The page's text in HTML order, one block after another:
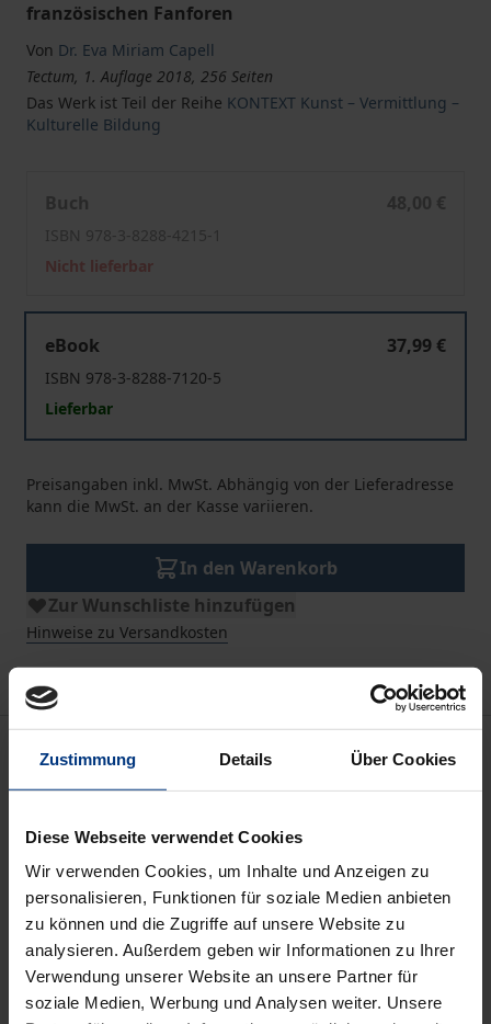
Zustimmung Details Über Cookies
Diese Webseite verwendet Cookies
Wir verwenden Cookies, um Inhalte und Anzeigen zu
personalisieren, Funktionen für soziale Medien anbieten
zu können und die Zugriffe auf unsere Website zu
analysieren. Außerdem geben wir Informationen zu Ihrer
Verwendung unserer Website an unsere Partner für
soziale Medien, Werbung und Analysen weiter. Unsere
französischen Fanforen
Von Dr. Eva Miriam Capell
Tectum, 1. Auflage 2018, 256 Seiten
Das Werk ist Teil der Reihe KONTEXT Kunst – Vermittlung –
Kulturelle Bildung
Buch
48,00 €
ISBN 978-3-8288-4215-1
Nicht lieferbar
eBook
37,99 €
ISBN 978-3-8288-7120-5
Lieferbar
Preisangaben inkl. MwSt. Abhängig von der Lieferadresse
kann die MwSt. an der Kasse variieren.
In den Warenkorb
Zur Wunschliste hinzufügen
Hinweise zu Versandkosten
von Heranwachsenden in virtuelle Räume im Web
2.0 verdeutlicht, dass sich seit einigen Jahren
ästhetische Sozialisations- und
Kommunikationsprozesse zunehmend der
Aufmerksamkeit und der Kontrolle von Eltern und
Erziehenden entziehen. Es handelt sich bei diesen